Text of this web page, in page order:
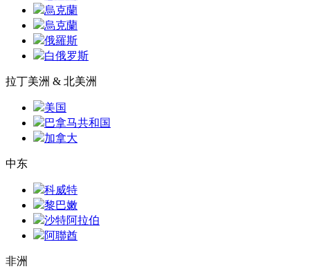
烏克蘭
烏克蘭
俄羅斯
白俄罗斯
拉丁美洲 & 北美洲
美国
巴拿马共和国
加拿大
中东
科威特
黎巴嫩
沙特阿拉伯
阿聯酋
非洲